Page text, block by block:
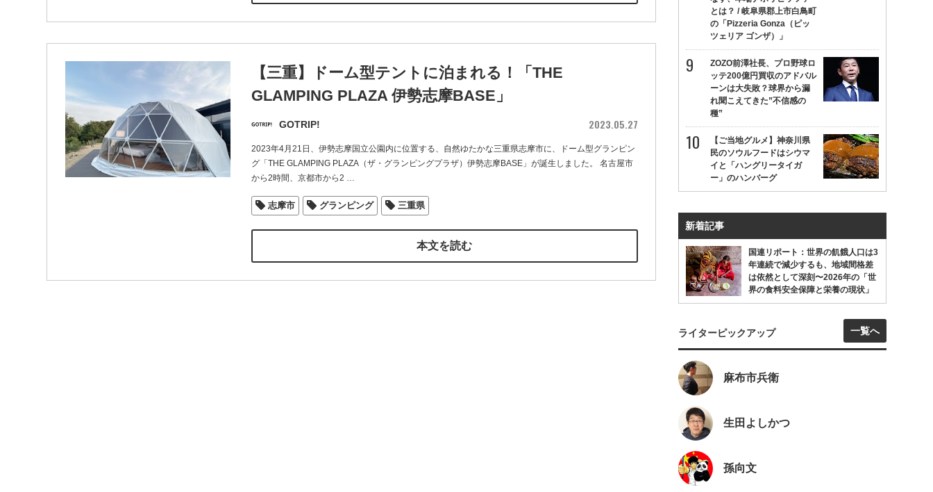
【三重】ドーム型テントに泊まれる！「THE
GLAMPING PLAZA 伊勢志摩BASE」
GOTRIP! 2023.05.27
2023年4月21日、伊勢志摩国⽴公園内に位置する、⾃然ゆたかな三重県志摩市に、ドーム型グランピン
グ「THE GLAMPING PLAZA（ザ・グランピングプラザ）伊勢志摩BASE」が誕生しました。 名古屋市
から2時間、京都市から2 …
志摩市 グランピング 三重県
本文を読む
とは？ / 岐阜県郡上市白鳥町
の「Pizzeria Gonza（ピッ
ツェリア ゴンザ）」
ZOZO前澤社長、プロ野球ロ
ッテ200億円買収のアドバル
ーンは大失敗？球界から漏
れ聞こえてきた”不信感の
種”
【ご当地グルメ】神奈川県
民のソウルフードはシウマ
イと「ハングリータイガ
ー」のハンバーグ
新着記事
国連リポート：世界の飢餓人口は3
年連続で減少するも、地域間格差
は依然として深刻〜2026年の「世
界の食料安全保障と栄養の現状」
ライターピックアップ 一覧へ
麻布市兵衛
生田よしかつ
孫向文